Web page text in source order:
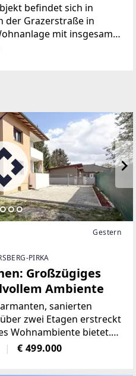
befindet sich in
der Grazerstraße in
mit insgesamt
einen eigenen
drei
Gestern
PIRKA
Großzügiges
Ambiente
sanierten
zwei Etagen erstreckt
Wohnambiente bietet.
und eignet
die Wert auf
€ 499.000